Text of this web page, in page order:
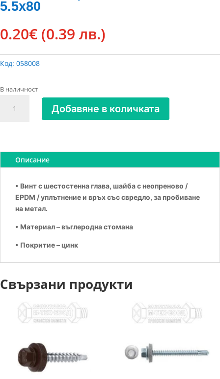
5.5х80
0.20€ (0.39 лв.)
Код: 058008
В наличност
шайба
5.5х80
Добавяне в количката
Описание
• Винт с шестостенна глава, шайба с неопреново /
EPDM / уплътнение и връх със свредло, за пробиване
на метал.
• Материал – въглеродна стомана
• Покритие – цинк
Свързани продукти